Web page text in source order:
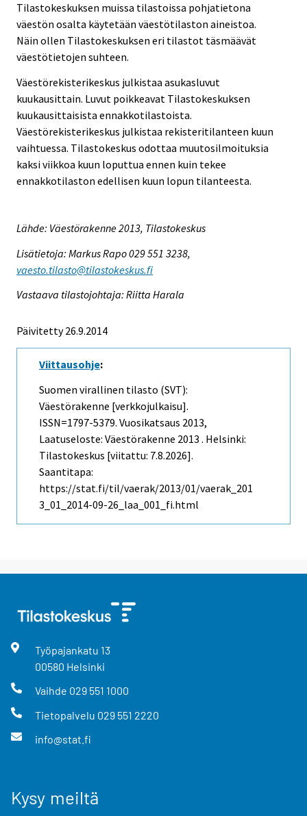
Tilastokeskuksen muissa tilastoissa pohjatietona
väestön osalta käytetään väestötilaston aineistoa.
Näin ollen Tilastokeskuksen eri tilastot täsmäävät
väestötietojen suhteen.
Väestörekisterikeskus julkistaa asukasluvut
kuukausittain. Luvut poikkeavat Tilastokeskuksen
kuukausittaisista ennakkotilastoista.
Väestörekisterikeskus julkistaa rekisteritilanteen kuun
vaihtuessa. Tilastokeskus odottaa muutosilmoituksia
kaksi viikkoa kuun loputtua ennen kuin tekee
ennakkotilaston edellisen kuun lopun tilanteesta.
Lähde: Väestörakenne 2013, Tilastokeskus
Lisätietoja: Markus Rapo 029 551 3238,
vaesto.tilasto@tilastokeskus.fi
Vastaava tilastojohtaja: Riitta Harala
Päivitetty 26.9.2014
Viittausohje:
Suomen virallinen tilasto (SVT):
Väestörakenne [verkkojulkaisu].
ISSN=1797-5379. Vuosikatsaus 2013,
Laatuseloste: Väestörakenne 2013 . Helsinki:
Tilastokeskus [viitattu: 7.8.2026].
Saantitapa:
https://stat.fi/til/vaerak/2013/01/vaerak_201
3_01_2014-09-26_laa_001_fi.html
Työpajankatu 13
00580 Helsinki
Vaihde 029 551 1000
Tietopalvelu 029 551 2220
info@stat.fi
Kysy meiltä